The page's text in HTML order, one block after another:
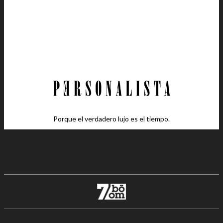
Porque el verdadero lujo es el tiempo.